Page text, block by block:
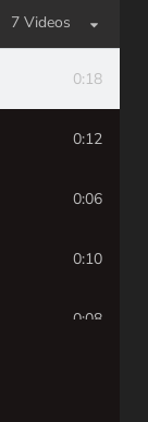
7 Videos
0:18
0:12
0:06
0:10
0:08